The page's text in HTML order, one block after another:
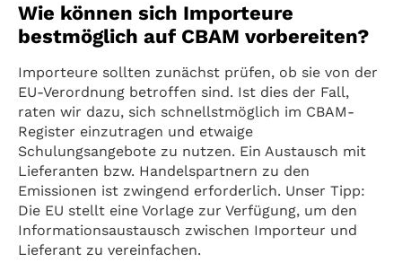
Wie können sich Importeure
bestmöglich auf CBAM vorbereiten?
Importeure sollten zunächst prüfen, ob sie von der
EU-Verordnung betroffen sind. Ist dies der Fall,
raten wir dazu, sich schnellstmöglich im CBAM-
Register einzutragen und etwaige
Schulungsangebote zu nutzen. Ein Austausch mit
Lieferanten bzw. Handelspartnern zu den
Emissionen ist zwingend erforderlich. Unser Tipp:
Die EU stellt eine Vorlage zur Verfügung, um den
Informationsaustausch zwischen Importeur und
Lieferant zu vereinfachen.